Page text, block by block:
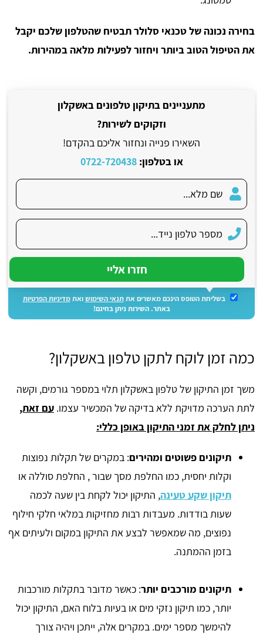
בחירה נכונה של טכנאי סלולר תבטיח שהטלפון שלכם יקבל
את הטיפול הטוב ביותר ויחזור לפעילות מלאה במהירות.
מתעניינים בתיקון טלפונים באשקלון
וזקוקים לשירות?
השאירו פנייה ונחזור אליכם בהקדם!
או בטלפון:0722-720438
בשליחת הטופס הינכם מאשרים אתתנאי השימושואתמדיניות הפרטיות
באתר. השירות ניתן בחינם!
כמה זמן לוקח לתקן טלפון באשקלון?
משך זמן התיקון של טלפון באשקלון תלוי במספר גורמים, וקשה
לתת הערכה מדויקת ללא בדיקה של המכשיר עצמו. עם זאת,
ניתן לחלק את זמני התיקון באופן כללי:
תיקונים פשוטים ומהירים: במקרים של תקלות נפוצות
וקלות יחסית, כמו החלפת מסך שבור , החלפת סוללה או
תיקון שקע טעינה, התיקון יכול לקחת בין שעה לכמה
שעות בודדות. מעבדות רבות מחזיקות במלאי חלקי חילוף
נפוצים, מה שמאפשר לבצע את התיקון במקום ולעיתים אף
בזמן ההמתנה.
תיקונים מורכבים יותר: כאשר מדובר בתקלות מורכבות
יותר, כמו תיקון נזקי מים או בעיות בלוח האם, התיקון יכול
להימשך מספר ימים. במקרים אלה, ייתכן ויהיה צורך